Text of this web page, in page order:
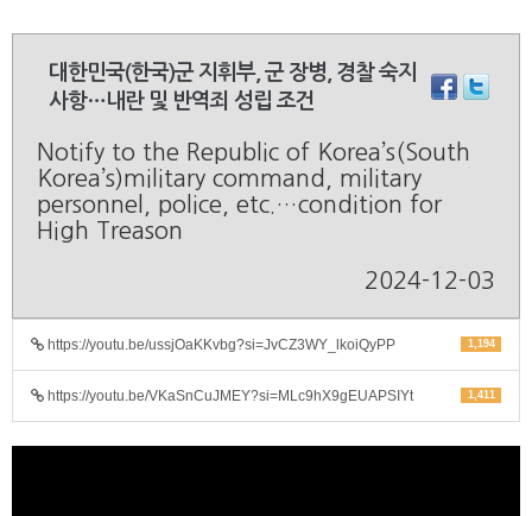
대한민국(한국)군 지휘부, 군 장병, 경찰 숙지
사항…내란 및 반역죄 성립 조건
Notify to the Republic of Korea’s(South
Korea’s)military command, military
personnel, police, etc.…condition for
High Treason
2024-12-03
1,194
https://youtu.be/ussjOaKKvbg?si=JvCZ3WY_lkoiQyPP
1,411
https://youtu.be/VKaSnCuJMEY?si=MLc9hX9gEUAPSIYt